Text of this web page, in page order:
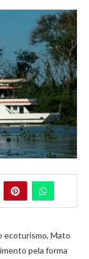
ecoturismo, Mato
pela forma